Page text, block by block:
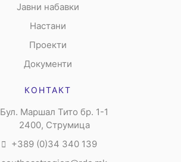
Јавни набавки
Настани
Проекти
Документи
КОНТАКТ
Бул. Маршал Тито бр. 1-1
2400, Струмица
+389 (0)34 340 139